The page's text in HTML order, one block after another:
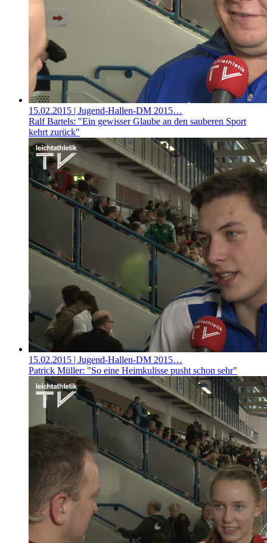
15.02.2015 | Jugend-Hallen-DM 2015…
Ralf Bartels: "Ein gewisser Glaube an den sauberen Sport
kehrt zurück"
15.02.2015 | Jugend-Hallen-DM 2015…
Patrick Müller: "So eine Heimkulisse pusht schon sehr"